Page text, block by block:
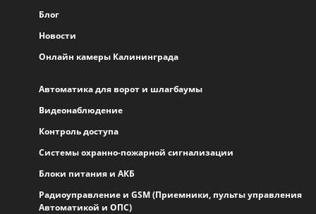
Блог
Новости
Онлайн камеры Калининграда
Автоматика для ворот и шлагбаумы
Видеонаблюдение
Контроль доступа
Системы охранно-пожарной сигнализации
Блоки питания и АКБ
Радиоуправление и GSM (Приемники, пульты управления
Автоматикой и ОПС)